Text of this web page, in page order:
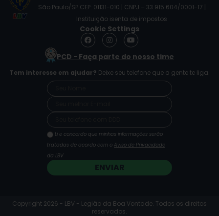
São Paulo/SP CEP: 01131-010 | CNPJ – 33.915.604/0001-17 |
Instituição isenta de impostos
Cookie Settings
F
a
e
o
o
I
n
s
t
g
r
m
Y
o
t
b
e
PCD - Faça parte do nosso time
Tem interesse em ajudar? Deixe seu telefone que a gente te liga.
Li e concordo que minhas informações serão
tratadas de acordo com o Aviso de Privacidade
da LBV
ENVIAR
Copyright 2026 - LBV - Legião da Boa Vontade. Todos os direitos
reservados.